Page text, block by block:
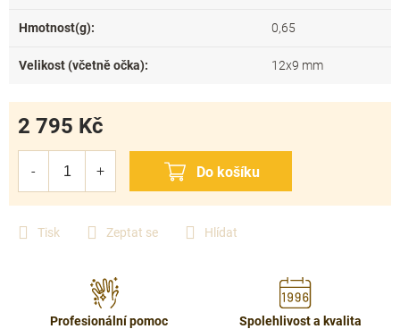
Tisk Zeptat se Hlídat
2 795 Kč
Hmotnost(g): 0,65
Velikost (včetně očka): 12x9 mm
Profesionální pomoc
Spolehlivost a kvalita